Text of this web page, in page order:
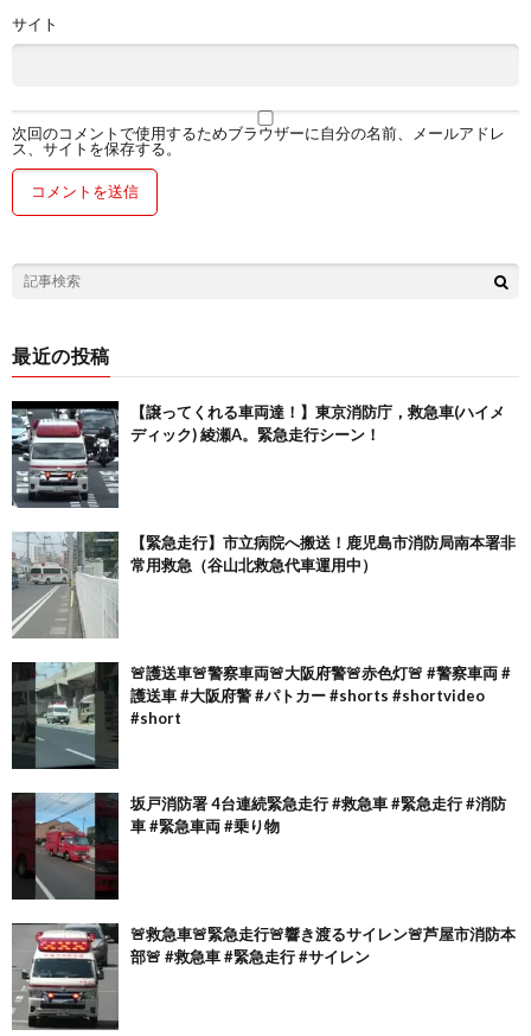
サイト
次回のコメントで使用するためブラウザーに自分の名前、メールアドレ
ス、サイトを保存する。
最近の投稿
【譲ってくれる車両達！】東京消防庁，救急車(ハイメ
ディック) 綾瀬A。緊急走行シーン！
【緊急走行】市立病院へ搬送！鹿児島市消防局南本署非
常用救急（谷山北救急代車運用中）
🚨護送車🚨警察車両🚨大阪府警🚨赤色灯🚨 #警察車両 #
護送車 #大阪府警 #パトカー #shorts #shortvideo
#short
坂戸消防署 4台連続緊急走行 #救急車 #緊急走行 #消防
車 #緊急車両 #乗り物
🚨救急車🚨緊急走行🚨響き渡るサイレン🚨芦屋市消防本
部🚨 #救急車 #緊急走行 #サイレン